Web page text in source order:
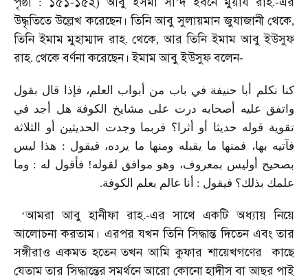
উদ্ধৃতিতে উল্লেখ করেছেন। তিনি আবু সুলায়মান জুযাজানী থেকে,
তিনি ইমাম মুহাম্মাদ রাহ.থেকে,আর তিনি ইমাম আবু ইউসুফ
রাহ. থেকেবর্ণনাকরেছেন। ইমামআবু ইউসুফবলেন-
كنا نكلم أبا حنيفة في باب من أبواب العلم، فإذا قال بقول
واتفق عليه أصحابه درت على مشايخ الكوفة هل أجد في
تقوية قوله حديثا أو أثرا؟ فربما وجدت الحديثين أو الثلاثة
فآتيه بها، فمنها ما يقبله ومنها ما يرده، فيقول : هذا ليس
بصحيح أوليس بمعروف، وهو موافق لقوله! فأقول له : وما
علمك بذلك؟ فيقول : أنا عالم بعلم الكوفة.
‘আমরা আবু হানীফা রাহ.-এর সাথে একটি অধ্যায় নিয়ে
আলোচনা করতাম। এরপর যখন তিনি সিদ্ধান্ত দিতেন এবং তার
সঙ্গীরাও একমত হতেন তখন আমি কুফার শায়েখগণের
কাছে
যেতামতার সিদ্ধান্তেরসমর্থনেআরো কোনোহাদীস বা আছরপাই